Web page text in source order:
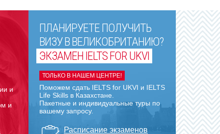
и
и
ПЛАНИРУЕТЕ ПОЛУЧИТЬ
ВИЗУ В ВЕЛИКОБРИТАНИЮ?
ЭКЗАМЕН IELTS FOR UKVI
ТОЛЬКО В НАШЕМ ЦЕНТРЕ!
Поможем сдать IELTS for UKVI и IELTS
Life Skills в Казахстане.
Пакетные и индивидуальные туры по
вашему запросу.
Расписание экзаменов